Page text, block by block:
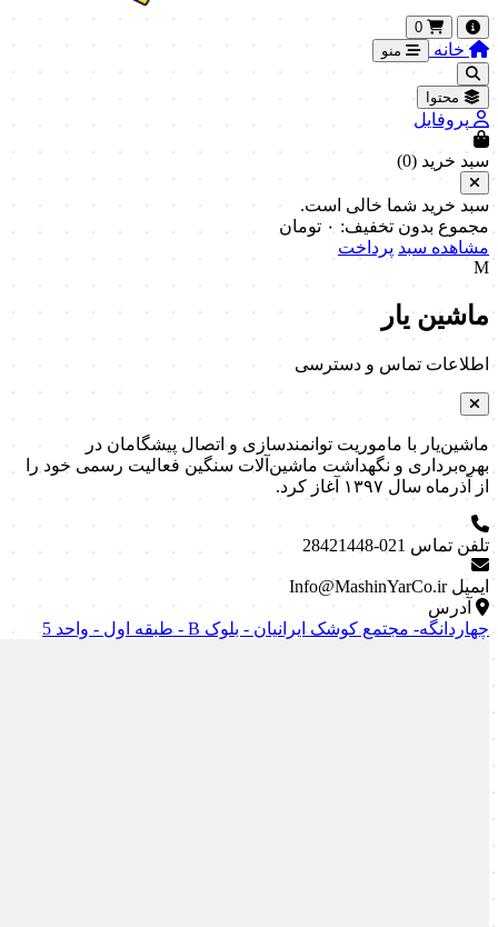
0
خانه منو
محتوا
پروفایل
سبد خرید (0
)
سبد خرید شما خالی است.
مجموع بدون تخفیف: ۰ تومان
مشاهده سبد پرداخت
M
ماشین یار
اطلاعات تماس و دسترسی
ماشین‌یار با ماموریت توانمندسازی و اتصال پیشگامان در
بهره‌برداری و نگهداشت ماشین‌آلات سنگین فعالیت رسمی خود را
از آذرماه سال ۱۳۹۷ آغاز کرد.
تلفن تماس 021-28421448
ایمیل Info@MashinYarCo.ir
آدرس
چهاردانگه- مجتمع کوشک ایرانیان - بلوک B - طبقه اول - واحد 5